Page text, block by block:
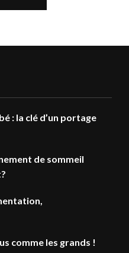
: la clé d’un portage
de sommeil
comme les grands !